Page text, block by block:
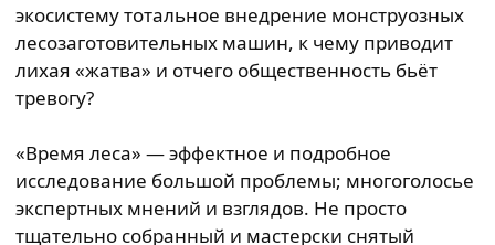
экосистему тотальное внедрение монструозных
лесозаготовительных машин, к чему приводит
лихая «жатва» и отчего общественность бьёт
тревогу?
«Время леса» — эффектное и подробное
исследование большой проблемы; многоголосье
экспертных мнений и взглядов. Не просто
тщательно собранный и мастерски снятый